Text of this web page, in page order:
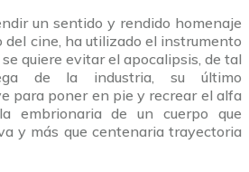
un sentido y rendido homenaje
del cine, ha utilizado el instrumento
quiere evitar el apocalipsis, de tal
de la industria, su último
para poner en pie y recrear el alfa
embrionaria de un cuerpo que
y más que centenaria trayectoria